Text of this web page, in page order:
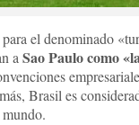
el denominado
a Sao Paulo como
Brasil es